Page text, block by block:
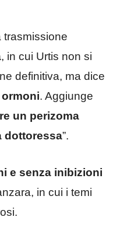
trasmissione
, in cui Urtis non si
definitiva, ma dice
. Aggiunge
un perizoma
dottoressa”.
e senza inibizioni
in cui i temi